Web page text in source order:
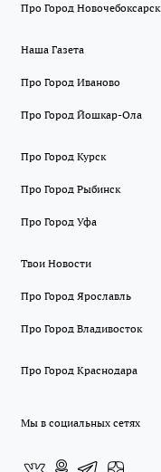
Про Город Новочебоксарск
Наша Газета
Про Город Иваново
Про Город Йошкар-Ола
Про Город Курск
Про Город Рыбинск
Про Город Уфа
Твои Новости
Про Город Ярославль
Про Город Владивосток
Про Город Краснодара
Мы в социальных сетях